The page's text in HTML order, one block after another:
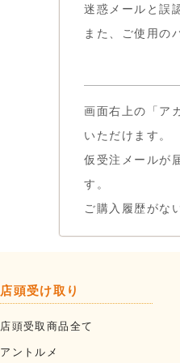
迷惑メールと誤
また、ご使用の
画面右上の「ア
いただけます。
仮受注メールが
す。
ご購入履歴がな
店頭受け取り
店頭受取商品全て
アントルメ